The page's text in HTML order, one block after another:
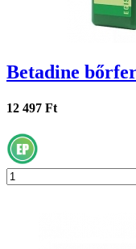
Betadine
12 497 Ft